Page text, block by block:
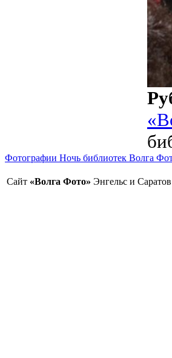
Фотографии Ночь библиотек Волга
Сайт «Волга Фото» Энгельс и Саратов